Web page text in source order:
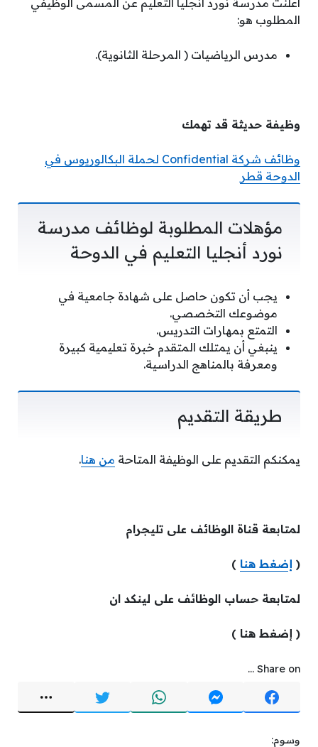
المطلوب هو:
مدرس الرياضيات ( المرحلة الثانوية).
وظيفة حديثة قد تهمك
وظائف شركة Confidential لحملة البكالوريوس في
الدوحة قطر
مؤهلات المطلوبة لوظائف مدرسة
نورد أنجليا التعليم في الدوحة
يجب أن تكون حاصل على شهادة جامعية في
موضوعك التخصصي.
التمتع بمهارات التدريس.
ينبغي أن يمتلك المتقدم خبرة تعليمية كبيرة
ومعرفة بالمناهج الدراسية.
طريقة التقديم
يمكنكم التقديم على الوظيفة المتاحة من هنا.
لمتابعة قناة الوظائف على تليجرام
( إضغط هنا )
لمتابعة حساب الوظائف على لينكد ان
( إضغط هنا )
Share on ...
وسوم: